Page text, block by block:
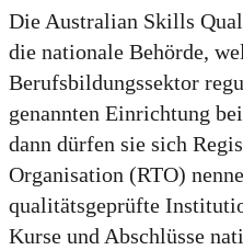
Die Australian Skills
die nationale Behörde,
Berufsbildungssektor
genannten Einrichtung
dann dürfen sie sich
Organisation (RTO)
qualitätsgeprüfte
Kurse und Abschlüsse